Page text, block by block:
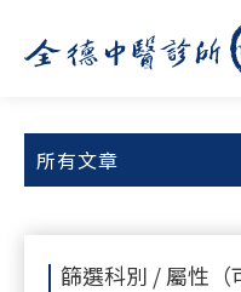
所有文章
篩選科別 / 屬性（